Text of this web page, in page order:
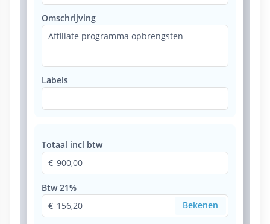
Omschrijving
Affiliate programma opbrengsten
Labels
Totaal incl btw
900,00
Btw 21%
156,20